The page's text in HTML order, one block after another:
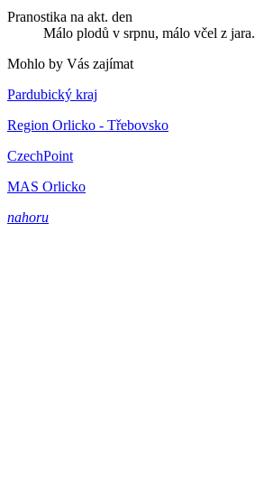
Pranostika na akt. den
Málo plodů v srpnu, málo včel z jara.
Mohlo by Vás zajímat
Pardubický kraj
Region Orlicko - Třebovsko
CzechPoint
MAS Orlicko
nahoru